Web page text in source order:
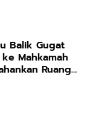
Balik Gugat
Mahkamah
Ruang